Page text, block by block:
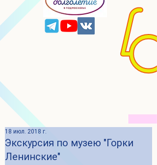
Экскурсия по музею "Горки
Ленинские"
18 июл. 2018 г.